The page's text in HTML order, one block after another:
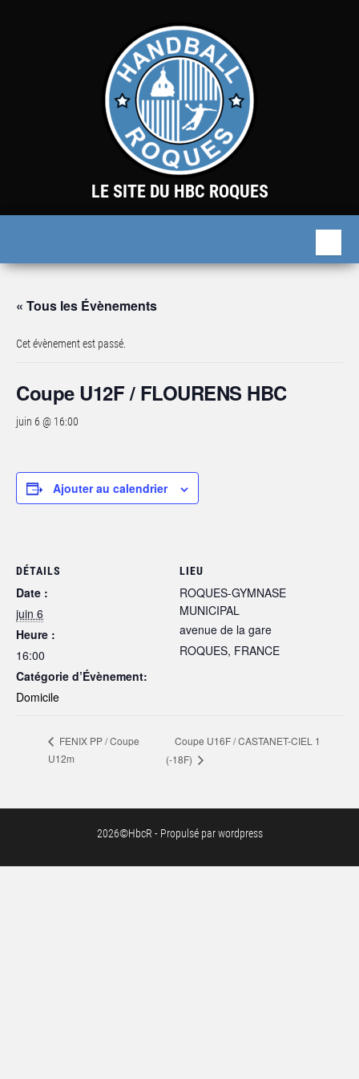
LE SITE DU HBC ROQUES
« Tous les Évènements
Cet évènement est passé.
Coupe U12F / FLOURENS HBC
juin 6 @ 16:00
Ajouter au calendrier
DÉTAILS
Date :
juin 6
Heure :
16:00
Catégorie d’Évènement:
Domicile
LIEU
ROQUES-GYMNASE
MUNICIPAL
avenue de la gare
ROQUES, FRANCE
FENIX PP / Coupe
U12m
Coupe U16F / CASTANET-CIEL 1
(-18F)
2026©HbcR - Propulsé par wordpress